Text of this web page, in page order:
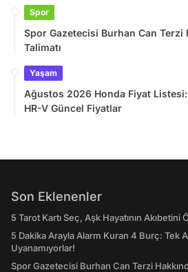
Spor
Spor Gazetecisi Burhan Can Terzi
Talimatı
Yaşam
Ağustos 2026 Honda Fiyat
HR-V Güncel Fiyatlar
Son Eklenenler
5 Tarot Kartı Seç, Aşk Hayatının Akıbetini
5 Dakika Arayla Alarm Kuran 4 Burç: Tek
Uyanamıyorlar!
Spor Gazetecisi Burhan Can Terzi